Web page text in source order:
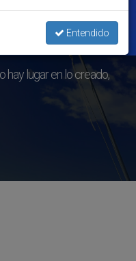
hay lugar en lo creado,
Entendido